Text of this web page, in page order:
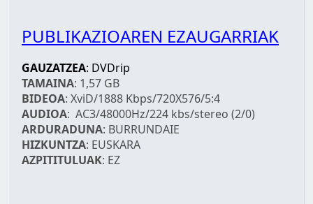
PUBLIKAZIOAREN EZAUGARRIAK
GAUZATZEA: DVDrip
TAMAINA: 1,57 GB
BIDEOA: XviD/1888 Kbps/720X576/5:4
AUDIOA: AC3/48000Hz/224 kbs/stereo (2/0)
ARDURADUNA: BURRUNDAIE
HIZKUNTZA: EUSKARA
AZPITITULUAK: EZ